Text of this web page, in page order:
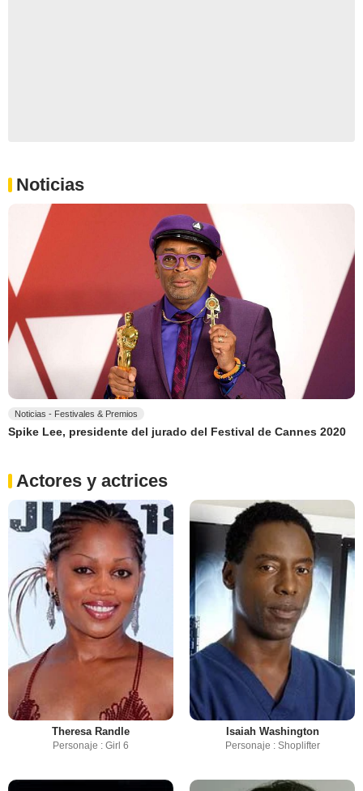
Noticias
Noticias - Festivales & Premios
Spike Lee, presidente del jurado del Festival de Cannes 2020
Actores y actrices
Theresa Randle
Personaje : Girl 6
Isaiah Washington
Personaje : Shoplifter